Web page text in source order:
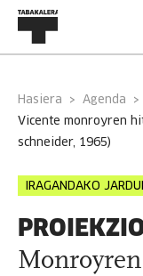
Hasiera Agenda
vicente monroyren hitzaldia + film (samuel beckett, alan
schneider, 1965)
IRAGANDAKO